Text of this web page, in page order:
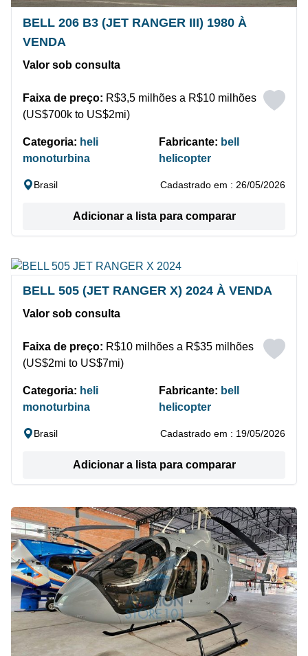
BELL 206 B3 (JET RANGER III) 1980 À
VENDA
Valor sob consulta
Faixa de preço: R$3,5 milhões a R$10 milhões
(US$700k to US$2mi)
Categoria: heli
monoturbina
Fabricante: bell
helicopter
Brasil Cadastrado em : 26/05/2026
Adicionar a lista para comparar
BELL 505 (JET RANGER X) 2024 À VENDA
Valor sob consulta
Faixa de preço: R$10 milhões a R$35 milhões
(US$2mi to US$7mi)
Categoria: heli
monoturbina
Fabricante: bell
helicopter
Brasil Cadastrado em : 19/05/2026
Adicionar a lista para comparar